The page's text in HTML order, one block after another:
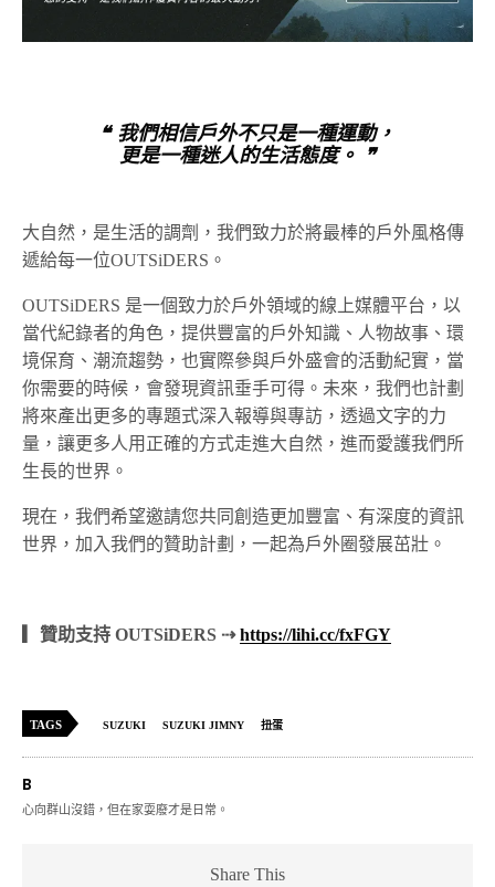
❝ 我們相信戶外不只是一種運動，
更是一種迷人的生活態度。 ❞
大自然，是生活的調劑，我們致力於將最棒的戶外風格傳
遞給每一位OUTSiDERS。
OUTSiDERS 是一個致力於戶外領域的線上媒體平台，以
當代紀錄者的角色，提供豐富的戶外知識、人物故事、環
境保育、潮流趨勢，也實際參與戶外盛會的活動紀實，當
你需要的時候，會發現資訊垂手可得。未來，我們也計劃
將來產出更多的專題式深入報導與專訪，透過文字的力
量，讓更多人用正確的方式走進大自然，進而愛護我們所
生長的世界。
現在，我們希望邀請您共同創造更加豐富、有深度的資訊
世界，加入我們的贊助計劃，一起為戶外圈發展茁壯。
▎贊助支持 OUTSiDERS ⇢https://lihi.cc/fxFGY
TAGS SUZUKI SUZUKI JIMNY 扭蛋
B
心向群山沒錯，但在家耍廢才是日常。
Share This